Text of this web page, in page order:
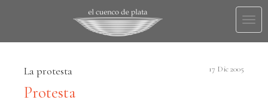
La protesta 17 Dic 2005
Protesta